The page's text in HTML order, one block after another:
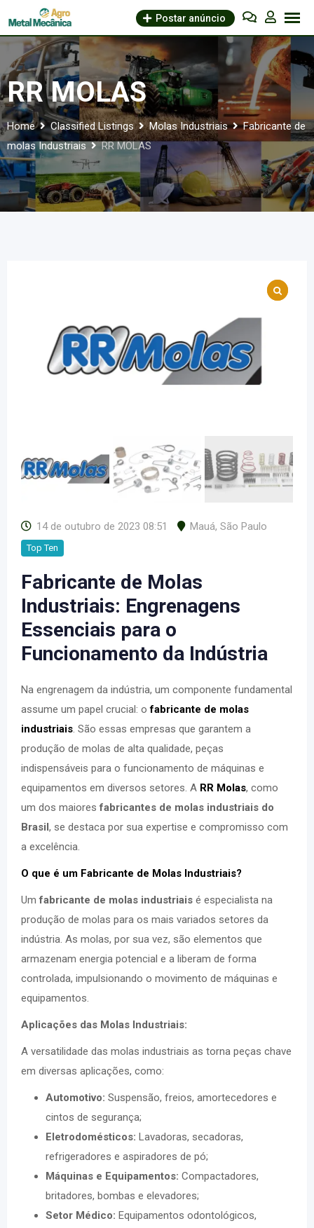
to
content
Postar anúncio
RR MOLAS
Home Classified Listings Molas Industriais
Fabricante de
molas Industriais
RR MOLAS
14 de outubro de 2023 08:51 Mauá, São Paulo
Top Ten
Fabricante de Molas
Industriais: Engrenagens
Essenciais para o
Funcionamento da Indústria
Na engrenagem da indústria, um componente fundamental
assume um papel crucial: ofabricante de molas
industriais. São essas empresas que garantem a
produção de molas de alta qualidade, peças
indispensáveis para o funcionamento de máquinas e
equipamentos em diversos setores. A RR Molas, como
um dos maioresfabricantes de molas industriais do
Brasil, se destaca por sua expertise e compromisso com
a excelência.
O que é um Fabricante de Molas Industriais?
Umfabricante de molas industriais é especialista na
produção de molas para os mais variados setores da
indústria. As molas, por sua vez, são elementos que
armazenam energia potencial e a liberam de forma
controlada, impulsionando o movimento de máquinas e
equipamentos.
Aplicações das Molas Industriais:
A versatilidade das molas industriais as torna peças chave
em diversas aplicações, como:
Automotivo: Suspensão, freios, amortecedores e
cintos de segurança;
Eletrodomésticos: Lavadoras, secadoras,
refrigeradores e aspiradores de pó;
Máquinas e Equipamentos: Compactadores,
britadores, bombas e elevadores;
Setor Médico: Equipamentos odontológicos,